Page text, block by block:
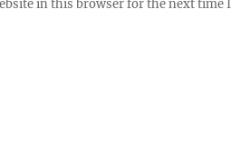
in this browser for the next time